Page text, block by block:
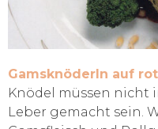
Gamsknöderln auf
Knödel müssen nicht
Leber gemacht sein.